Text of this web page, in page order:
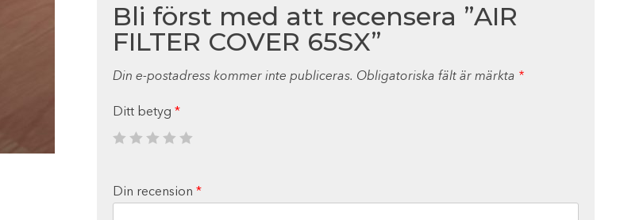
Bli först med att recensera ”AIR
FILTER COVER 65SX”
Din e-postadress kommer inte publiceras. Obligatoriska fält är märkta *
Ditt betyg *
Din recension *